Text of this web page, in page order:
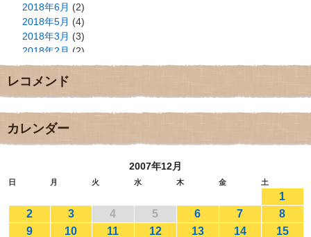
2018年6月 (2)
2018年5月 (4)
2018年3月 (3)
2018年2月 (2)
2018年1月(2)
2017年12月
2017年11月(3)
2017年9月
2017年8月
2017年5月
2017年3月(1)
2017年2月(1)
レコメンド
カレンダー
2007年12月
日 月 火 水 木 金 土
1
2
3 4 5 6 7
8
9
10 11 12 13 14 15